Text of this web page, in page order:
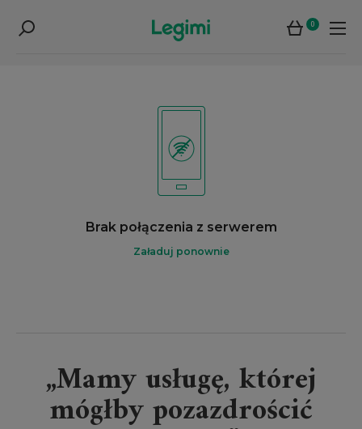
0
Brak połączenia z serwerem
Załaduj ponownie
„Mamy usługę, której
mógłby pozazdrościć